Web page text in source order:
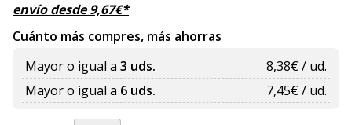
envío desde9,67€*
Cuánto más compres, más ahorras
Mayor o igual a 3 uds. 8,38€ / ud.
Mayor o igual a 6 uds. 7,45€ / ud.